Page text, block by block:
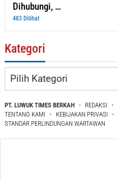
Dihubungi, …
483 Dilihat
Kategori
Kategori
PT. LUWUK TIMES BERKAH REDAKSI
TENTANG KAMI
KEBIJAKAN PRIVASI
STANDAR PERLINDUNGAN WARTAWAN